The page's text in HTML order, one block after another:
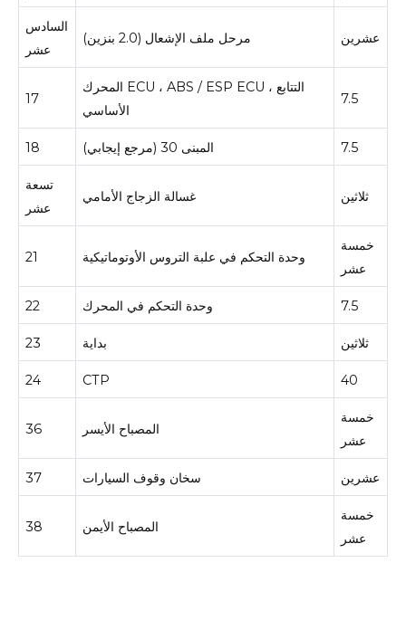
السادس
عشر
مرحل ملف الإشعال (2.0 بنزين) عشرين
17
المحرك ECU ، ABS / ESP ECU ، التتابع
الأساسي
7.5
18 المبنى 30 (مرجع إيجابي) 7.5
تسعة
عشر
غسالة الزجاج الأمامي ثلاثين
21 وحدة التحكم في علبة التروس الأوتوماتيكية
خمسة
عشر
22 وحدة التحكم في المحرك 7.5
23 بداية ثلاثين
24 CTP 40
36 المصباح الأيسر
خمسة
عشر
37 سخان وقوف السيارات عشرين
38 المصباح الأيمن
خمسة
عشر